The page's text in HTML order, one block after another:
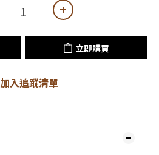
立即購買
加入追蹤清單